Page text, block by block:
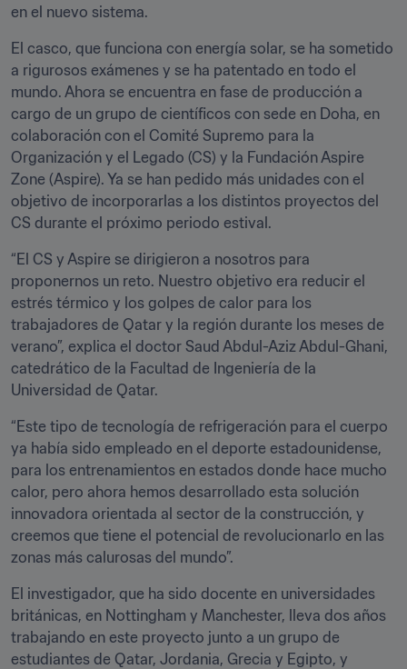
en el nuevo sistema.
El casco, que funciona con energía solar, se ha sometido
a rigurosos exámenes y se ha patentado en todo el
mundo. Ahora se encuentra en fase de producción a
cargo de un grupo de científicos con sede en Doha, en
colaboración con el Comité Supremo para la
Organización y el Legado (CS) y la Fundación Aspire
Zone (Aspire). Ya se han pedido más unidades con el
objetivo de incorporarlas a los distintos proyectos del
CS durante el próximo periodo estival.
“El CS y Aspire se dirigieron a nosotros para
proponernos un reto. Nuestro objetivo era reducir el
estrés térmico y los golpes de calor para los
trabajadores de Qatar y la región durante los meses de
verano”, explica el doctor Saud Abdul-Aziz Abdul-Ghani,
catedrático de la Facultad de Ingeniería de la
Universidad de Qatar.
“Este tipo de tecnología de refrigeración para el cuerpo
ya había sido empleado en el deporte estadounidense,
para los entrenamientos en estados donde hace mucho
calor, pero ahora hemos desarrollado esta solución
innovadora orientada al sector de la construcción, y
creemos que tiene el potencial de revolucionarlo en las
zonas más calurosas del mundo”.
El investigador, que ha sido docente en universidades
británicas, en Nottingham y Manchester, lleva dos años
trabajando en este proyecto junto a un grupo de
estudiantes de Qatar, Jordania, Grecia y Egipto, y